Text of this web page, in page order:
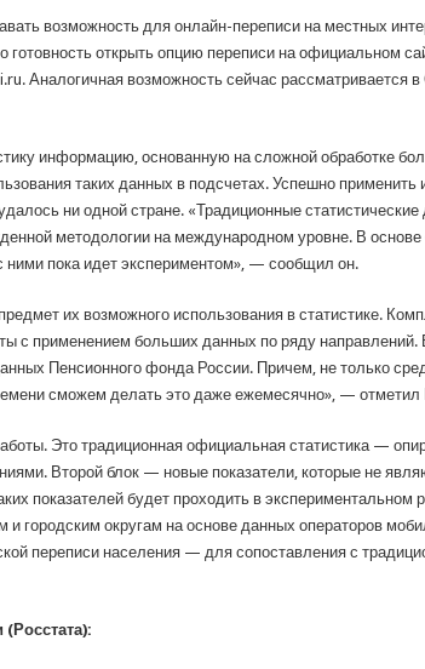
возможность для онлайн-переписи на местных
открыть опцию переписи на официальном
Аналогичная возможность сейчас рассматривается в
информацию, основанную на сложной обработке
таких данных в подсчетах. Успешно применить
ни одной стране. «Традиционные статистические
методологии на международном уровне. В
ними пока идет экспериментом», — сообщил он.
их возможного использования в статистике.
с применением больших данных по ряду направлений.
Пенсионного фонда России. Причем, не только
сможем делать это даже ежемесячно», —
Это традиционная официальная статистика —
Второй блок — новые показатели, которые не
показателей будет проходить в экспериментальном
городским округам на основе данных операторов
переписи населения — для сопоставления с